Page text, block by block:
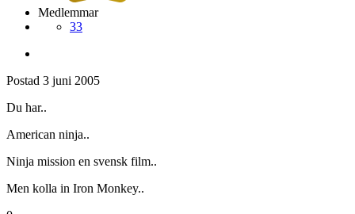
Medlemmar
33
Postad 3 juni 2005
Du har..
American ninja..
Ninja mission en svensk film..
Men kolla in Iron Monkey..